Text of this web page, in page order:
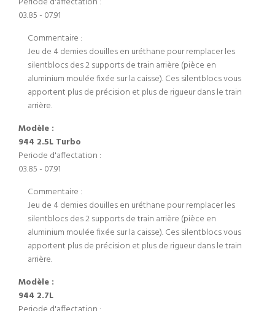
03.85 - 07.91
Commentaire :
Jeu de 4 demies douilles en uréthane pour remplacer les
silentblocs des 2 supports de train arrière (pièce en
aluminium moulée fixée sur la caisse). Ces silentblocs vous
apportent plus de précision et plus de rigueur dans le train
arrière.
Modèle :
944 2.5L Turbo
Periode d'affectation :
03.85 - 07.91
Commentaire :
Jeu de 4 demies douilles en uréthane pour remplacer les
silentblocs des 2 supports de train arrière (pièce en
aluminium moulée fixée sur la caisse). Ces silentblocs vous
apportent plus de précision et plus de rigueur dans le train
arrière.
Modèle :
944 2.7L